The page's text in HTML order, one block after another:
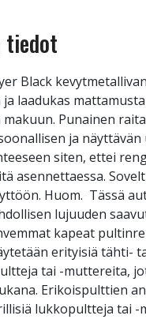
tiedot
Black
laadukas
Punainen
ja
siten, ettei
asennettaessa.
Huom. Tässä
lujuuden
kapeat
erityisiä tähti-
tai -muttereita,
Erikoispulttien
lukkopultteja tai -